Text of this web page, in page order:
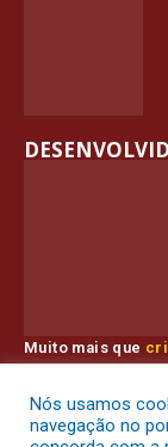
Muito mais que
contrato que
públicaserão
Nós usamos
navegação no